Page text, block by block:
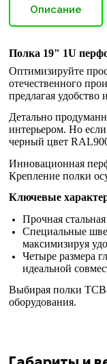
Описание
Полка 19" 1U
Оптимизируйте
отечественного
предлагая удобство
Детально
интерьером. Но
черный цвет
Инновационная
Крепление полки
Ключевые
Прочная
Специальные
максимизируя
Четыре размера
идеальной
Выбирая полки ТСВ-
оборудования.